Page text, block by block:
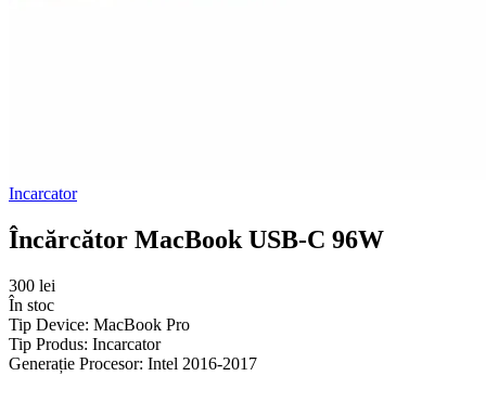
Incarcator
Încărcător MacBook USB-C 96W
300 lei
În stoc
Tip Device: MacBook Pro
Tip Produs: Incarcator
Generație Procesor: Intel 2016-2017